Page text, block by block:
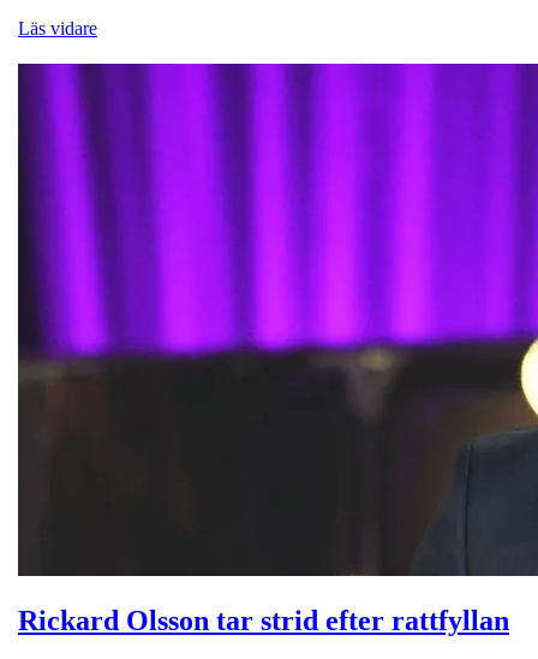
Läs vidare
Rickard Olsson tar strid efter rattfyllan